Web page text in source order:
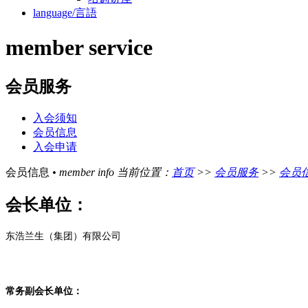
language/言語
member service
会员服务
入会须知
会员信息
入会申请
会员信息 • member info 当前位置： 首页>> 会员服务>> 会员
会长单位：
东浩兰生（集团）有限公司
常务副会长单位：